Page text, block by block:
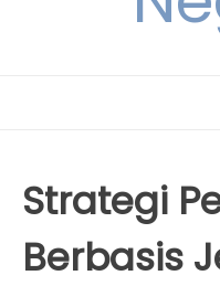
Strategi
Berbasis